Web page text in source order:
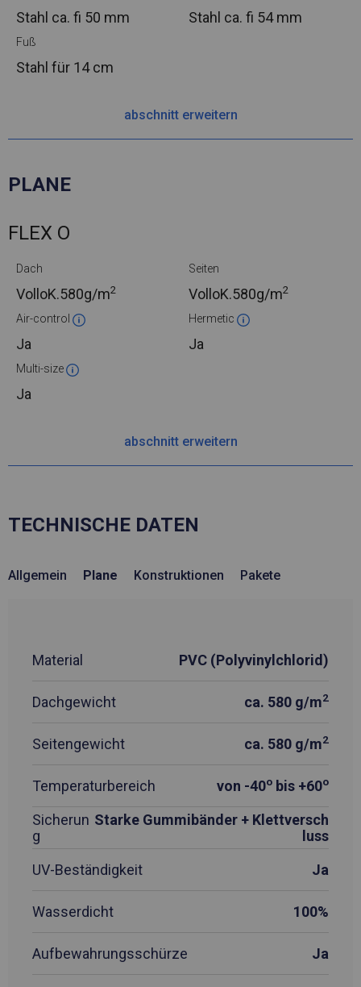
Stahl ca. fi 50 mm Stahl ca. fi 54 mm
Fuß
Stahl für 14 cm
abschnitt erweitern
PLANE
FLEX O
Dach
VolloK.580g/m2
Seiten
VolloK.580g/m2
Air-control
Ja
Hermetic
Ja
Multi-size
Ja
abschnitt erweitern
TECHNISCHE DATEN
Allgemein Plane Konstruktionen Pakete
Material PVC (Polyvinylchlorid)
Dachgewicht ca. 580 g/m2
Seitengewicht ca. 580 g/m2
Temperaturbereich von -40o bis +60o
Sicherun
g
Starke Gummibänder + Klettversch
luss
UV-Beständigkeit
Ja
Wasserdicht 100%
Aufbewahrungsschürze Ja